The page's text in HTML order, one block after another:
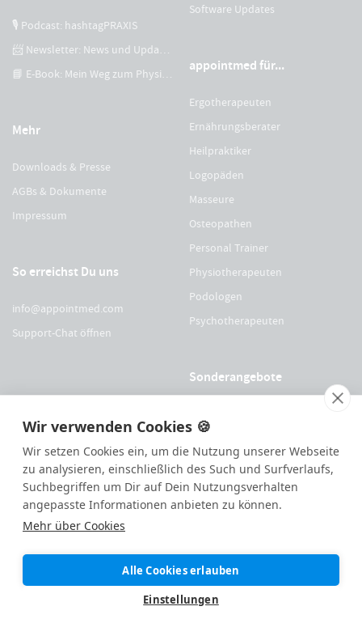
Wir verwenden Cookies 🍪
Wir setzen Cookies ein, um die Nutzung unserer Webseite
zu analysieren, einschließlich des Such und Surfverlaufs,
Suchbegriffen um Dir auf Dein Nutzungsverhalten
angepasste Informationen anbieten zu können.
Mehr über Cookies
Alle Cookies erlauben
Einstellungen
🎙 Podcast: hashtagPRAXIS
📨 Newsletter: News und Updates
📘 E-Book: Mein Weg zum Physiotherapeuten
Mehr
Downloads & Presse
AGBs & Dokumente
Impressum
So erreichst Du uns
info@appointmed.com
Support-Chat öffnen
Software Updates
appointmed für...
Ergotherapeuten
Ernährungsberater
Heilpraktiker
Logopäden
Masseure
Osteopathen
Personal Trainer
Physiotherapeuten
Podologen
Psychotherapeuten
Sonderangebote
Für OEGO Mitglieder
Für VDOE Mitglieder
appointmed GmbH